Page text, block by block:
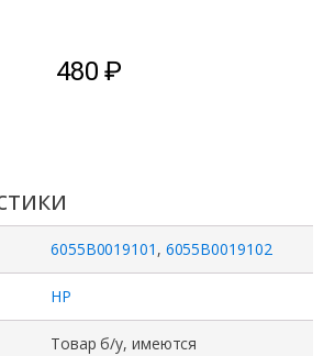
480₽
6055B0019101 , 6055B0019102
HP
Товар б/у, имеются